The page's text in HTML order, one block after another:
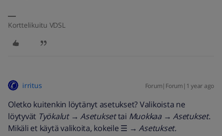
Korttelikuitu VDSL
irritus Forum|Forum|1 year ago
Oletko kuitenkin löytänyt asetukset? Valikoista ne
löytyvät Työkalut→ Asetuksettai Muokkaa→ Asetukset.
Mikäli et käytä valikoita, kokeile ☰ →Asetukset.